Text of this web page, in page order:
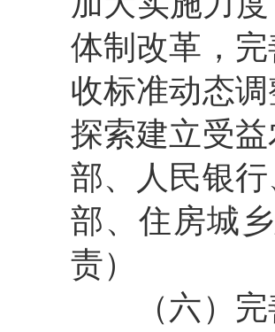
体制改革，
收标准动态
探索建立受
部、人民银
部、住房城
责）
（六）完善